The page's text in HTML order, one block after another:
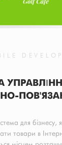
для бізнесу,
товари в